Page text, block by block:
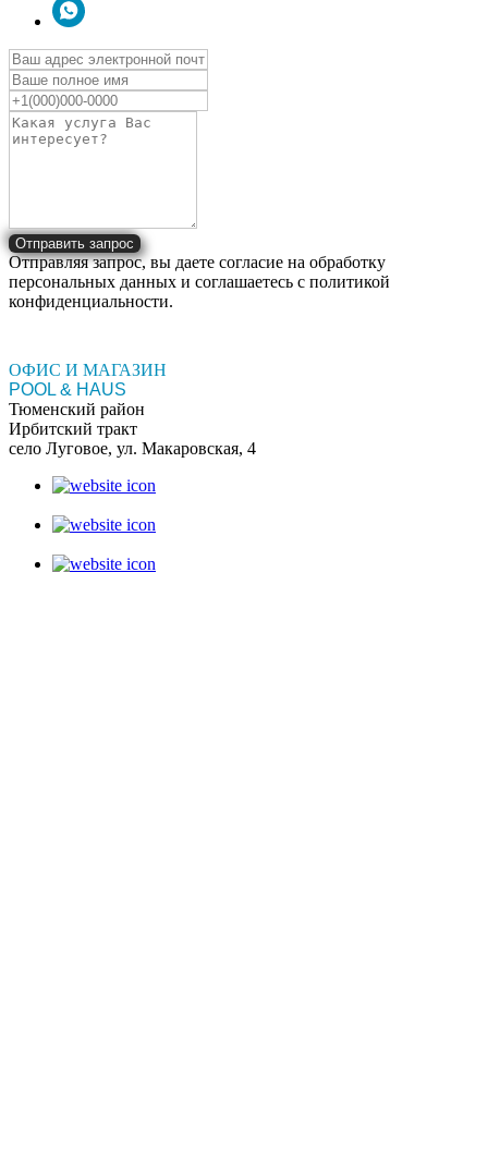
Отправить запрос
Отправляя запрос, вы даете согласие на обработку
персональных данных и соглашаетесь c политикой
конфиденциальности.
ОФИС И МАГАЗИН
POOL & HAUS
Тюменский район
Ирбитский тракт
село Луговое, ул. Макаровская, 4